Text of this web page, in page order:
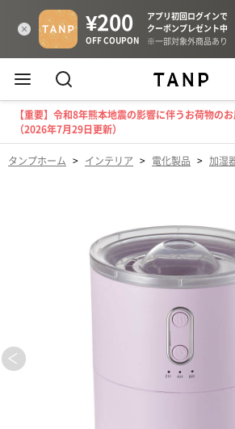
【重要】令和8年熊本地震の影響に伴うお荷物の
（2026年7月29日更新）
タンプホーム > インテリア > 電化製品 > 加湿